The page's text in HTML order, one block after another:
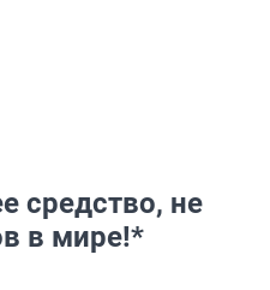
средство, не
в мире!*